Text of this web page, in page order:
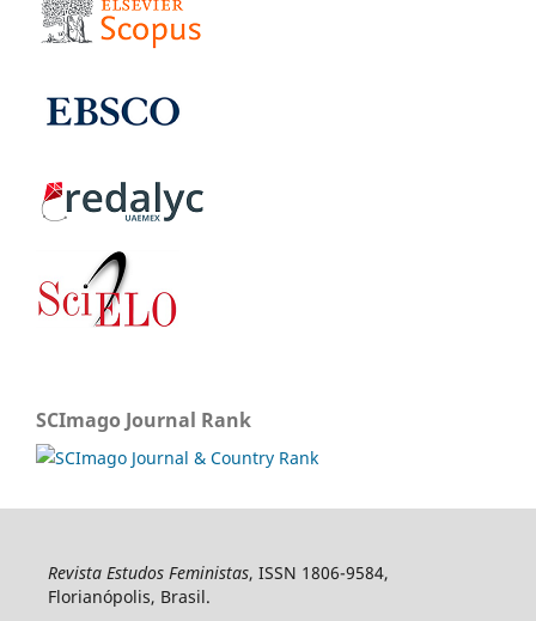
SCImago Journal Rank
Revista Estudos Feministas, ISSN 1806-9584,
Florianópolis, Brasil.